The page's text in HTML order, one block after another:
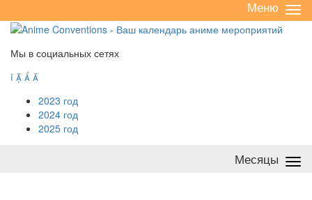
/
Меню
Мы в социальных сетях
   
2023 год
2024 год
2025 год
Месяцы